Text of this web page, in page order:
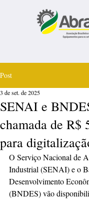
Post
SENAI e
chamada de R$
para
3 de set. de 2025
O Serviço Nacional de
Industrial (SENAI) e o
Desenvolvimento
(BNDES) vão